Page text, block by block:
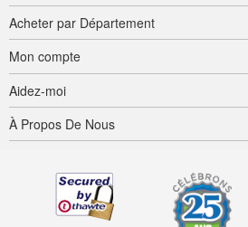
Acheter par Département
Mon compte
Aidez-moi
À Propos De Nous